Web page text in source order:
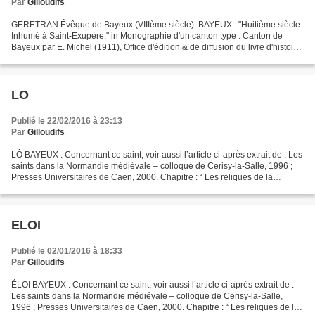
Par Gilloudifs
GERETRAN Évêque de Bayeux (VIIIème siècle). BAYEUX : "Huitième siècle.
Inhumé à Saint-Exupère." in Monographie d'un canton type : Canton de
Bayeux par E. Michel (1911), Office d'édition & de diffusion du livre d'histoire
LO
Publié le 22/02/2016 à 23:13
Par Gilloudifs
LÔ BAYEUX : Concernant ce saint, voir aussi l’article ci-après extrait de : Les
saints dans la Normandie médiévale – colloque de Cerisy-la-Salle, 1996 ;
Presses Universitaires de Caen, 2000. Chapitre : “ Les reliques de la
ELOI
Publié le 02/01/2016 à 18:33
Par Gilloudifs
ÉLOI BAYEUX : Concernant ce saint, voir aussi l’article ci-après extrait de :
Les saints dans la Normandie médiévale – colloque de Cerisy-la-Salle,
1996 ; Presses Universitaires de Caen, 2000. Chapitre : “ Les reliques de la